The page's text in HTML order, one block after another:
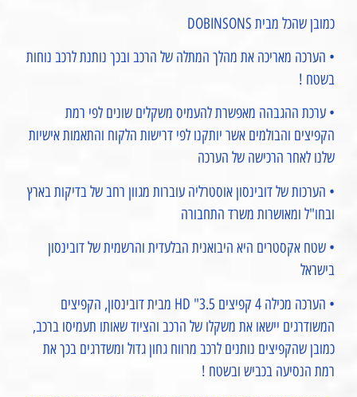
כמובן שהכל מבית DOBINSONS
• הערכה מאריכה את מהלך המתלה של הרכב ובכך נותנת לרכב נוחות
בשטח !
• ערכת ההגבהה מאפשרת להעמיס משקלים שונים לפי רמת
הקפיצים והבולמים אשר יותקנו לפי דרישות הלקוח והתאמות אישיות
שלנו לאחר הרכישה של הערכה
• הערכות של דובינסון אוסטרליה עוברות מגוון רחב של בדיקות בארץ
ובחו"ל ומאושרות משרד התחבורה
• שטח אקסטרים היא היבואנית הבלעדית והרשמית של דובינסון
בישראל
• הערכה מכילה 4 קפיצים 3.5" HD מבית דובינסון, הקפיצים
המשודרגים יישאו את משקלו של הרכב והציוד שאותו תעמיסו ברכב,
כמובן שהקפיצים נותנים לרכב מרווח גחון גדול ומשדרגים בכך את
רמת הנסיעה בכביש ובשטח !